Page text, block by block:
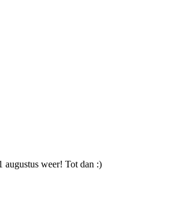
augustus weer! Tot dan :)